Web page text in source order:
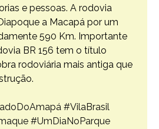
e pessoas. A rodovia
a Macapá por um
590 Km. Importante
BR 156 tem o título
rodoviária mais antiga que
#VilaBrasil
#UmDiaNoParque